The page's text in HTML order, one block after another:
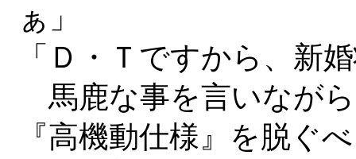
ぁ」
「Ｄ・Ｔですから、新
馬鹿な事を言いなが
『高機動仕様』を脱ぐ